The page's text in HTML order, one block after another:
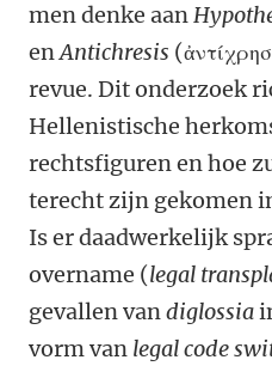
men denke aan
enAntichresis
revue. Dit onderzoek
Hellenistische
rechtsfiguren en hoe
terecht zijn gekomen
Is er daadwerkelijk
overname (legal
gevallen vandiglossia
vorm van legal code